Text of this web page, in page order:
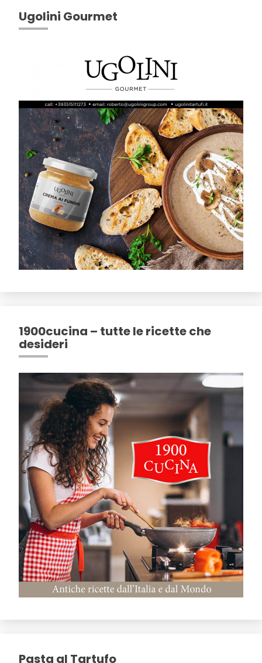
Ugolini Gourmet
1900cucina – tutte le ricette che
desideri
Pasta al Tartufo